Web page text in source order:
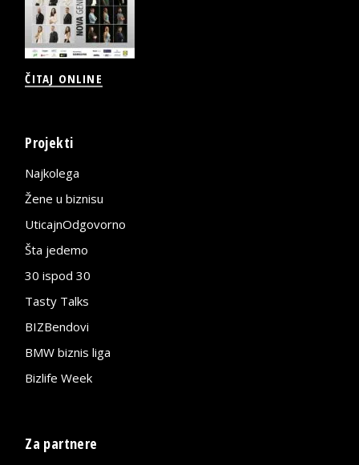
ČITAJ ONLINE
Projekti
Najkolega
Žene u biznisu
UticajnOdgovorno
Šta jedemo
30 ispod 30
Tasty Talks
BIZBendovi
BMW biznis liga
Bizlife Week
Za partnere